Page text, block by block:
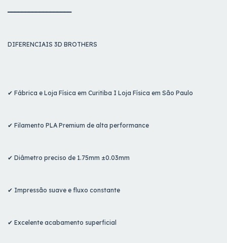
━━━━━━━━━━━━━━━━━━
DIFERENCIAIS 3D BROTHERS
✔ Fábrica e Loja Física em Curitiba I Loja Física em São Paulo
✔ Filamento PLA Premium de alta performance
✔ Diâmetro preciso de 1.75mm ±0.03mm
✔ Impressão suave e fluxo constante
✔ Excelente acabamento superficial